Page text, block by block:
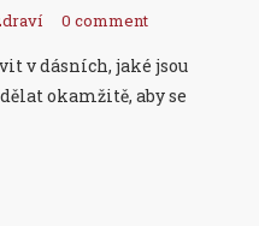
0 comment
v dásních, jaké jsou
okamžitě, aby se